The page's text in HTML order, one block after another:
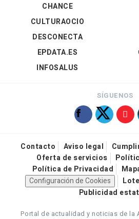
CHANCE
CULTURAOCIO
DESCONECTA
EPDATA.ES
INFOSALUS
SÍGUENOS
Contacto Aviso legal
Oferta de servicios
Política de Privacidad
Configuración de Cookies
Publicidad
Portal de actualidad y noticias de la